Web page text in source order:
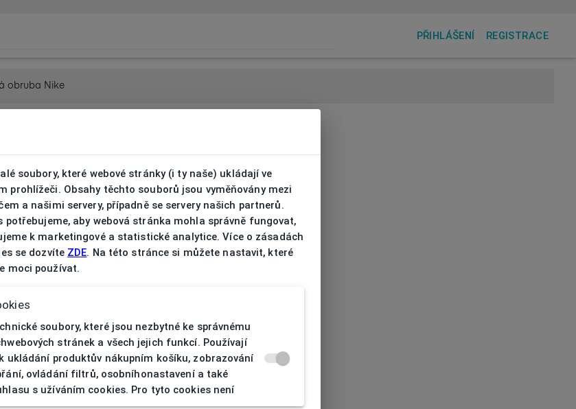
PŘIHLÁŠENÍ REGISTRACE
obruba Nike
soubory, které webové stránky (i ty naše) ukládají ve
prohlížeči. Obsahy těchto souborů jsou vyměňovány mezi
a našimi servery, případně se servery našich partnerů.
potřebujeme, aby webová stránka mohla správně fungovat,
k marketingové a statistické analytice. Více o zásadách
se dozvíte ZDE. Na této stránce si můžete nastavit, které
moci používat.
soubory, které jsou nezbytné ke správnému
stránek a všech jejich funkcí. Používají
ukládání produktův nákupním košíku, zobrazování
ovládání filtrů, osobníhonastavení a také
s užíváním cookies. Pro tyto cookies není